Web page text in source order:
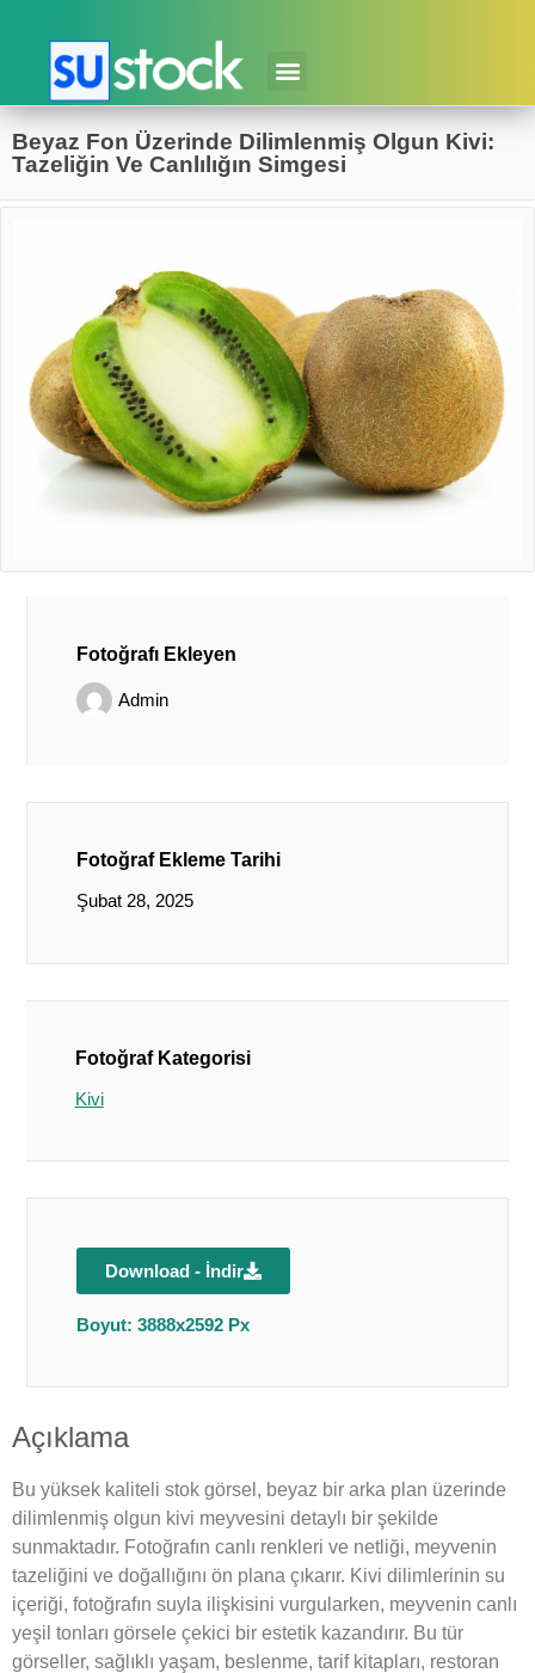
Beyaz Fon Üzerinde Dilimlenmiş Olgun Kivi:
Tazeliğin Ve Canlılığın Simgesi
Fotoğrafı Ekleyen
Admin
Fotoğraf Ekleme Tarihi
Şubat 28, 2025
Fotoğraf Kategorisi
Kivi
Download - İndir
Boyut: 3888x2592 Px
Açıklama
Bu yüksek kaliteli stok görsel, beyaz bir arka plan üzerinde
dilimlenmiş olgun kivi meyvesini detaylı bir şekilde
sunmaktadır. Fotoğrafın canlı renkleri ve netliği, meyvenin
tazeliğini ve doğallığını ön plana çıkarır. Kivi dilimlerinin su
içeriği, fotoğrafın suyla ilişkisini vurgularken, meyvenin canlı
yeşil tonları görsele çekici bir estetik kazandırır. Bu tür
görseller, sağlıklı yaşam, beslenme, tarif kitapları, restoran